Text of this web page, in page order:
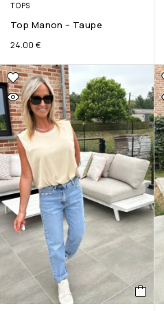
TOPS
Top Manon – Taupe
24.00 €